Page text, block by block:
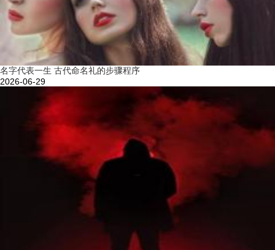
名字代表一生 古代命名礼的步骤程序
2026-06-29